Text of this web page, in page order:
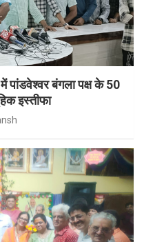
पांडवेश्वर बंगला पक्ष के 50
इस्तीफा